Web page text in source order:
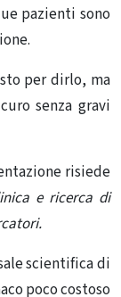
pazienti sono
per dirlo, ma
senza gravi
risiede
e ricerca di
scientifica di
poco costoso